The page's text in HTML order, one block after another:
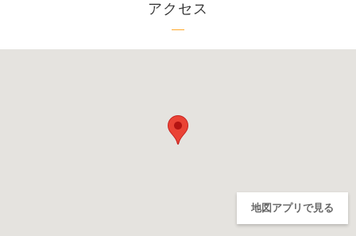
アクセス
地図アプリで見る